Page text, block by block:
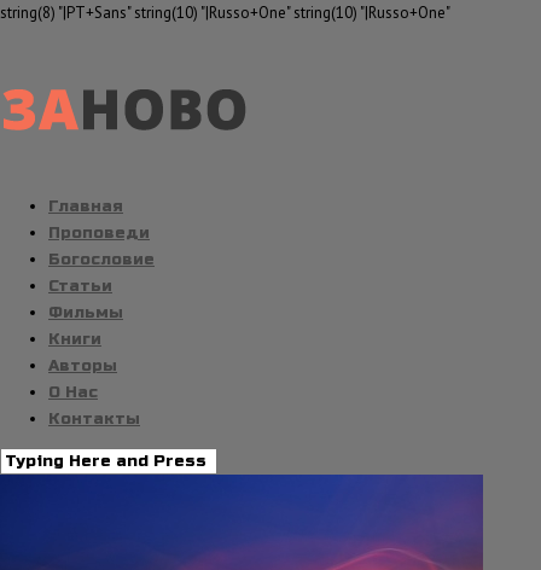
string(8) "|PT+Sans" string(10) "|Russo+One" string(10) "|Russo+One"
Главная
Проповеди
Богословие
Статьи
Фильмы
Книги
Авторы
О Нас
Контакты